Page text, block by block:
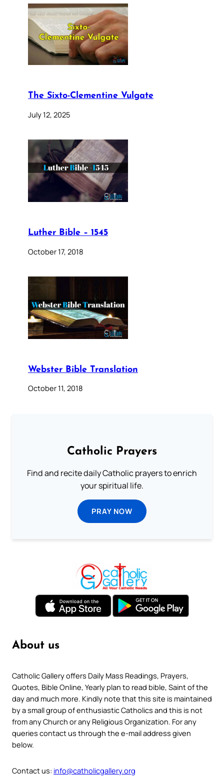
The Sixto-Clementine Vulgate
July 12, 2025
Luther Bible – 1545
October 17, 2018
Webster Bible Translation
October 11, 2018
Catholic Prayers
Find and recite daily Catholic prayers to enrich
your spiritual life.
PRAY NOW
About us
Catholic Gallery offers Daily Mass Readings, Prayers,
Quotes, Bible Online, Yearly plan to read bible, Saint of the
day and much more. Kindly note that this site is maintained
by a small group of enthusiastic Catholics and this is not
from any Church or any Religious Organization. For any
queries contact us through the e-mail address given
below.
Contact us: info@catholicgallery.org